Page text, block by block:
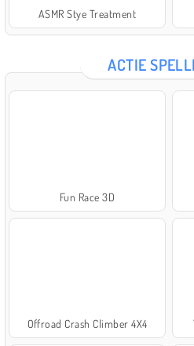
ASMR Stye Treatment
ACTIE
Fun Race 3D
Offroad Crash Climber 4X4